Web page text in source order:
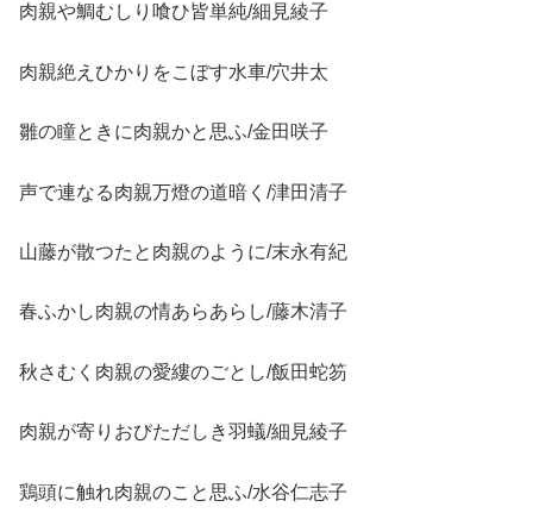
肉親や鯛むしり喰ひ皆単純/細見綾子
肉親絶えひかりをこぼす水車/穴井太
雛の瞳ときに肉親かと思ふ/金田咲子
声で連なる肉親万燈の道暗く/津田清子
山藤が散つたと肉親のように/末永有紀
春ふかし肉親の情あらあらし/藤木清子
秋さむく肉親の愛縷のごとし/飯田蛇笏
肉親が寄りおびただしき羽蟻/細見綾子
鶏頭に触れ肉親のこと思ふ/水谷仁志子